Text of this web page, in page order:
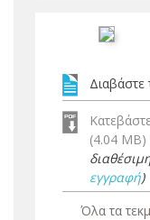
Διαβάστε
(4.04 MB)
εγγραφή)
Όλα τα